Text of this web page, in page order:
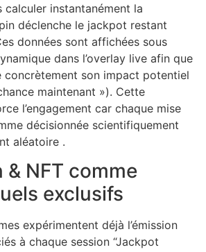
calculer instantanément la
déclenche le jackpot restant
données sont affichées sous
dans l’overlay live afin que
concrètement son impact potentiel
maintenant »). Cette
l’engagement car chaque mise
décisionnée scientifiquement
aléatoire .
& NFT comme
exclusifs
expérimentent déjà l’émission
à chaque session “Jackpot